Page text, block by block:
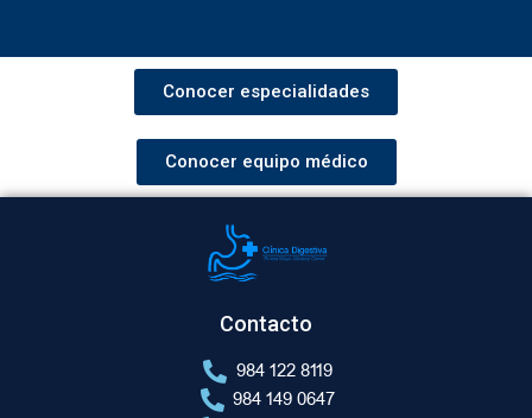
Conocer especialidades
Conocer equipo médico
Contacto
984 122 8119
984 149 0647